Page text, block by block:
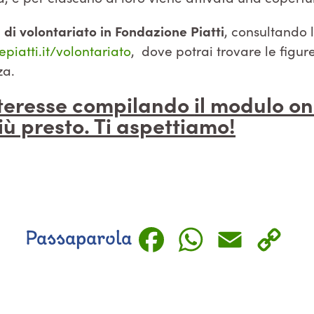
volontariato in Fondazione Piatti, consultando
volontariato, dove potrai trovare le
compilandoil modulo
presto. Ti aspettiamo!
Passaparola